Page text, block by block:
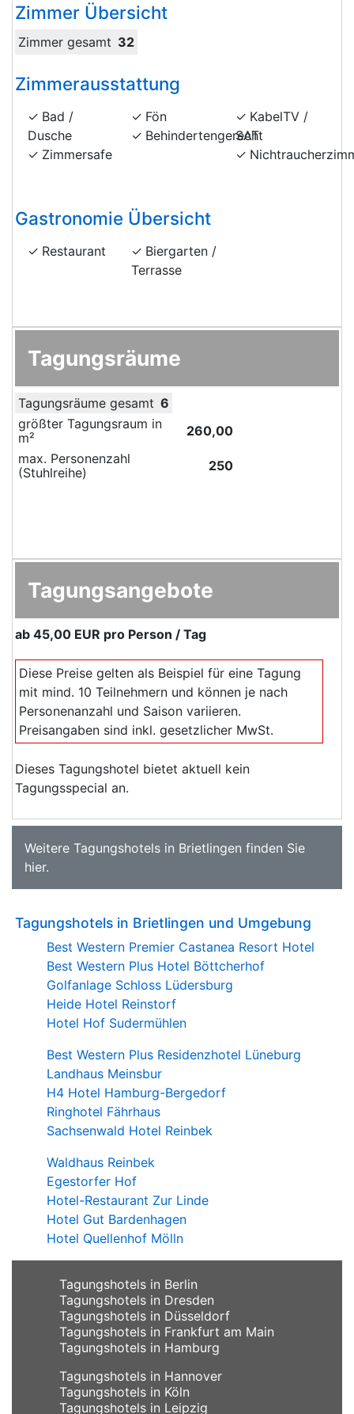
Zimmer Übersicht
Zimmer gesamt 32
Zimmerausstattung
Bad /
Dusche
Zimmersafe
Fön
Behindertengerecht
KabelTV /
SAT
Gastronomie Übersicht
Restaurant
Biergarten /
Terrasse
Tagungsräume
Tagungsräume gesamt 6
größter Tagungsraum in
m²
260,00
max. Personenzahl
(Stuhlreihe)
250
Tagungsangebote
ab 45,00 EUR pro Person / Tag
Diese Preise gelten als Beispiel für eine Tagung
mit mind. 10 Teilnehmern und können je nach
Personenanzahl und Saison variieren.
Preisangaben sind inkl. gesetzlicher MwSt.
Dieses Tagungshotel bietet aktuell kein
Tagungsspecial an.
Weitere Tagungshotels in Brietlingen finden Sie
hier.
Tagungshotels in Brietlingen und Umgebung
Best Western Premier Castanea Resort Hotel
Best Western Plus Hotel Böttcherhof
Golfanlage Schloss Lüdersburg
Heide Hotel Reinstorf
Hotel Hof Sudermühlen
Best Western Plus Residenzhotel Lüneburg
Landhaus Meinsbur
H4 Hotel Hamburg-Bergedorf
Ringhotel Fährhaus
Sachsenwald Hotel Reinbek
Waldhaus Reinbek
Egestorfer Hof
Hotel-Restaurant Zur Linde
Hotel Gut Bardenhagen
Hotel Quellenhof Mölln
Tagungshotels in Berlin
Tagungshotels in Dresden
Tagungshotels in Düsseldorf
Tagungshotels in Frankfurt am Main
Tagungshotels in Hamburg
Tagungshotels in Hannover
Tagungshotels in Köln
Tagungshotels in Leipzig